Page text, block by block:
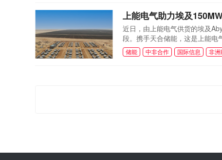
上能电气助力埃及
近日，由上能电气供货的埃及
段。携手天合储能，这是上能电
及阿斯旺省科姆翁布地区，由
程，也是埃及首个应用公用事业
储能 中非合作 国际信息 非洲